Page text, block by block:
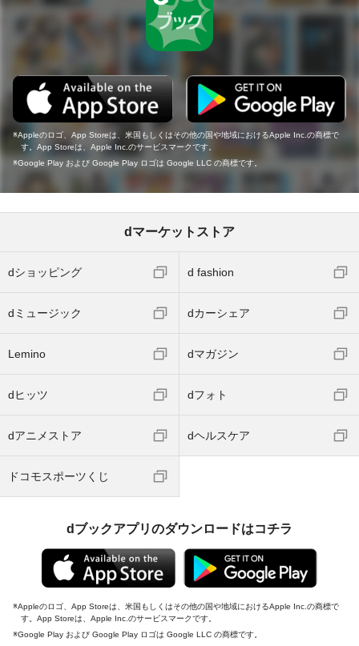
Appleのロゴ、App Storeは、米国もしくはその他の国や地域におけるApple Inc.の商標で
す。App Storeは、Apple Inc.のサービスマークです。
Google Play および Google Play ロゴは Google LLC の商標です。
dマーケットストア
dショッピング d fashion
dミュージック dカーシェア
Lemino dマガジン
dヒッツ dフォト
dアニメストア dヘルスケア
ドコモスポーツくじ
dブックアプリのダウンロードはコチラ
Appleのロゴ、App Storeは、米国もしくはその他の国や地域におけるApple Inc.の商標で
す。App Storeは、Apple Inc.のサービスマークです。
Google Play および Google Play ロゴは Google LLC の商標です。